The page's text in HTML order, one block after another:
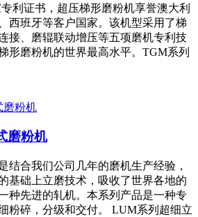
利证书，超压梯形磨粉机享誉澳大利
西班牙等客户国家。该机型采用了梯
接、磨辊联动增压等五项磨机专利技
形磨粉机的世界最高水平。TGM系列
磨粉机
结合我们公司几年的磨机生产经验，
基础上立磨技术，吸收了世界各地的
种先进的轧机。本系列产品是一种专
粉碎，分级和交付。 LUM系列超细立